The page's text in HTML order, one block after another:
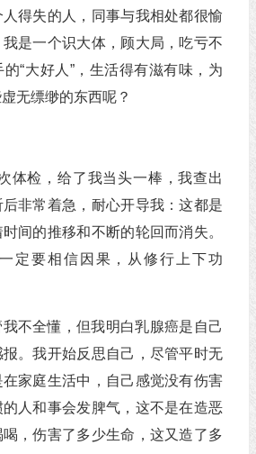
得失的人，同事与我相处都很愉
是一个识大体，顾大局，吃亏不
“大好人”，生活得有滋有味，为
无缥缈的东西呢？
体检，给了我当头一棒，我查出
非常着急，耐心开导我：这都是
间的推移和不断的轮回而消失。
定要相信因果，从修行上下功
不全懂，但我明白乳腺癌是自己
。我开始反思自己，尽管平时无
家庭生活中，自己感觉没有伤害
人和事会发脾气，这不是在造恶
，伤害了多少生命，这又造了多